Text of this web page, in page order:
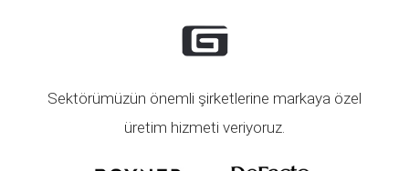
Sektörümüzün önemli şirketlerine markaya özel
üretim hizmeti veriyoruz.